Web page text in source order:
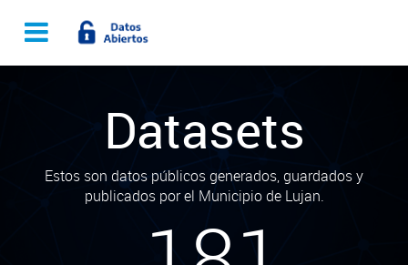
Datasets
Estos son datos públicos generados, guardados y
publicados por el Municipio de Lujan.